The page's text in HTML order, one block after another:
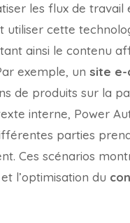
les flux de travail
utiliser cette
ainsi le contenu
exemple, un site e-
de produits sur la
interne, Power
parties
Ces scénarios
l’optimisation du